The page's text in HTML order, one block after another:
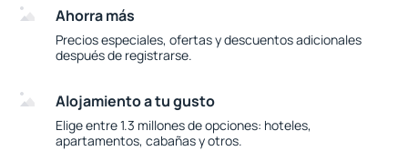
Ahorra más
Precios especiales, ofertas y descuentos adicionales
después de registrarse.
Alojamiento a tu gusto
Elige entre 1.3 millones de opciones: hoteles,
apartamentos, cabañas y otros.